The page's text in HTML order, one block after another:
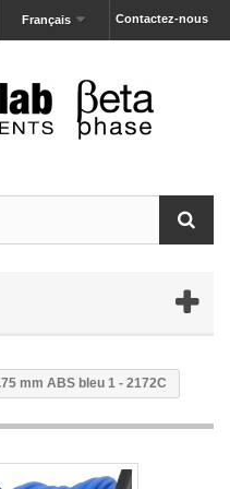
Contactez-nous
Français
mm ABS bleu 1 - 2172C